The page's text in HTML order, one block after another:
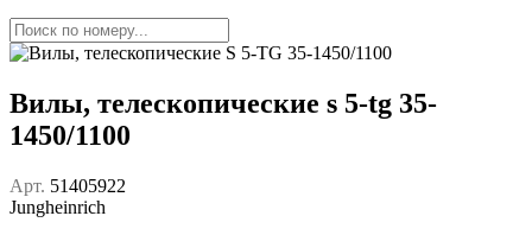
Вилы, телескопические s 5-tg 35-
1450/1100
Арт. 51405922
Jungheinrich